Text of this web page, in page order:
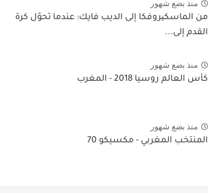
منذ بضع شهور
من الماسكیروفكا إلى الديب فايك: عندما تحوّل كرة
القدم إلى...
منذ بضع شهور
كأس العالم روسيا 2018 - المغرب
منذ بضع شهور
المنتخب المغربي - مكسيكو 70